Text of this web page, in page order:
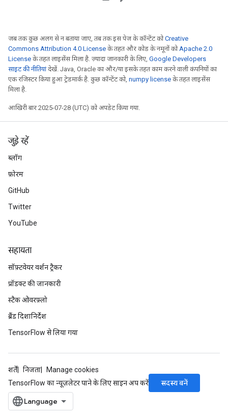
जब तक कुछ अलग से न बताया जाए, तब तक इस पेज के कॉन्टेंट कोCreative
Commons Attribution 4.0 License के तहत और कोड के नमूनों कोApache 2.0
License के तहत लाइसेंस मिला है. ज़्यादा जानकारी के लिए, Google Developers
साइट की नीतियांदेखें. Java, Oracle का और/या इसके तहत काम करने वाली कंपनियों का
एक रजिस्टर किया हुआ ट्रेडमार्क है. कुछ कॉन्टेंट को, numpy license के तहत लाइसेंस
मिला है.
आखिरी बार 2025-07-28 (UTC) को अपडेट किया गया.
जुड़े रहें
ब्लॉग
फ़ोरम
GitHub
Twitter
YouTube
सहायता
सॉफ़्टवेयर वर्शन ट्रैकर
प्रॉडक्ट की जानकारी
स्टैक ओवरफ़्लो
ब्रैंड दिशानिर्देश
TensorFlow से लिया गया
शर्तें निजता
Manage cookies
TensorFlow का न्यूज़लेटर पाने के लिए साइन अप करें
सदस्य बनें